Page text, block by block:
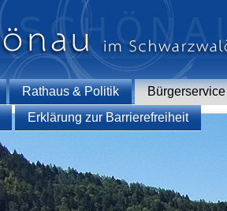
Rathaus & Politik Bürgerservice
Erklärung zur Barrierefreiheit